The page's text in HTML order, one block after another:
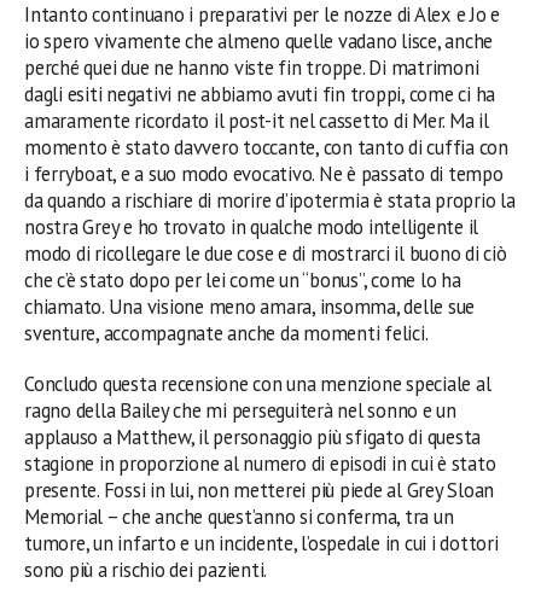
Intanto continuano i preparativi per le nozze di Alex e Jo e
io spero vivamente che almeno quelle vadano lisce, anche
perché quei due ne hanno viste fin troppe. Di matrimoni
dagli esiti negativi ne abbiamo avuti fin troppi, come ci ha
amaramente ricordato il post-it nel cassetto di Mer. Ma il
momento è stato davvero toccante, con tanto di cuffia con
i ferryboat, e a suo modo evocativo. Ne è passato di tempo
da quando a rischiare di morire d’ipotermia è stata proprio la
nostra Grey e ho trovato in qualche modo intelligente il
modo di ricollegare le due cose e di mostrarci il buono di ciò
che c’è stato dopo per lei come un “bonus”, come lo ha
chiamato. Una visione meno amara, insomma, delle sue
sventure, accompagnate anche da momenti felici.
Concludo questa recensione con una menzione speciale al
ragno della Bailey che mi perseguiterà nel sonno e un
applauso a Matthew, il personaggio più sfigato di questa
stagione in proporzione al numero di episodi in cui è stato
presente. Fossi in lui, non metterei più piede al Grey Sloan
Memorial – che anche quest’anno si conferma, tra un
tumore, un infarto e un incidente, l’ospedale in cui i dottori
sono più a rischio dei pazienti.